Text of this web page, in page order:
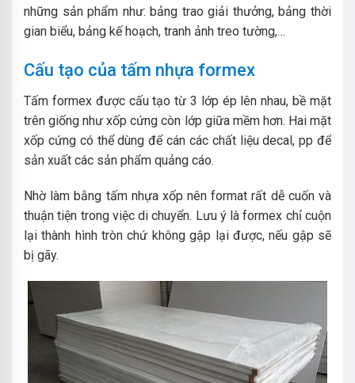
những sản phẩm như: bảng trao giải thưởng, bảng thời
gian biểu, bảng kế hoạch, tranh ảnh treo tường,…
Cấu tạo của tấm nhựa formex
Tấm formex được cấu tạo từ 3 lớp ép lên nhau, bề mặt
trên giống như xốp cứng còn lớp giữa mềm hơn. Hai mặt
xốp cứng có thể dùng để cán các chất liệu decal, pp để
sản xuất các sản phẩm quảng cáo.
Nhờ làm bằng tấm nhựa xốp nên format rất dễ cuốn và
thuận tiện trong việc di chuyển. Lưu ý là formex chỉ cuộn
lại thành hình tròn chứ không gập lại được, nếu gập sẽ
bị gãy.